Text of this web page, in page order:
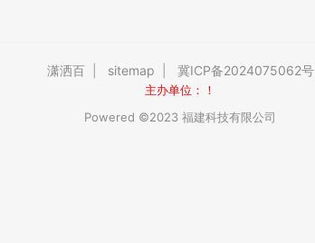
潇洒百 sitemap 冀ICP备2024075062号
主办单位：！
Powered ©2023 福建科技有限公司